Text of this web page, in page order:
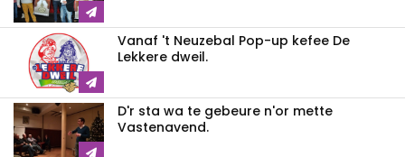
Vanaf 't Neuzebal Pop-up kefee De
Lekkere dweil.
D'r sta wa te gebeure n'or mette
Vastenavend.